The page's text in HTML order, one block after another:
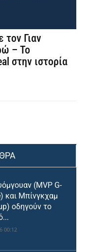
Γιαν
– Το
στην ιστορία
(MVP G-
και Μπίνγκχαμ
οδηγούν το
00:12